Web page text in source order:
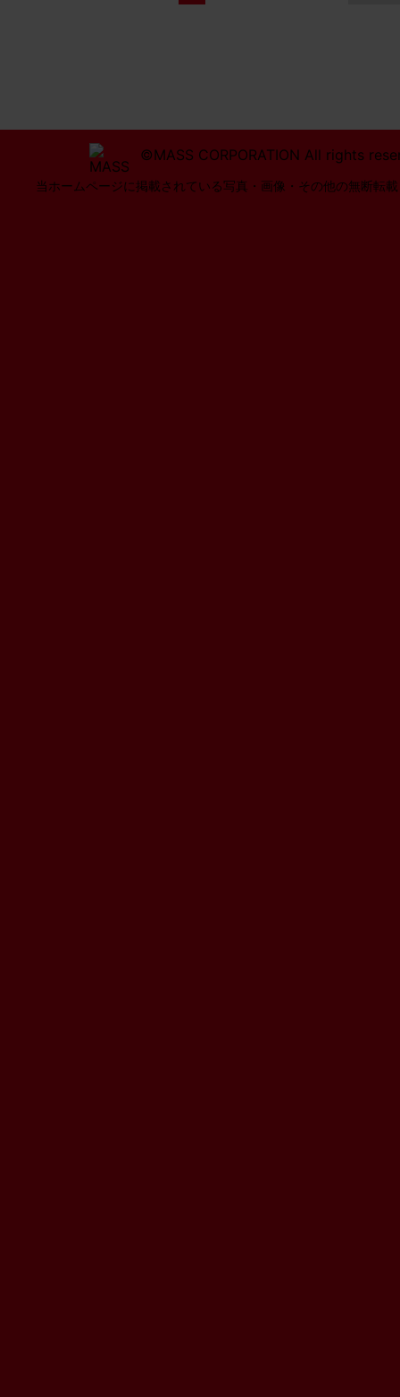
©MASS CORPORATION All rights
当ホームページに掲載されている写真・画像・その他の無断転